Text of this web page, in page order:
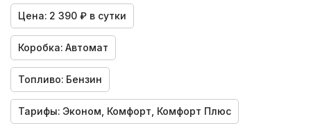
Цена: 2 390 ₽ в сутки
Коробка: Автомат
Топливо: Бензин
Тарифы: Эконом, Комфорт, Комфорт Плюс